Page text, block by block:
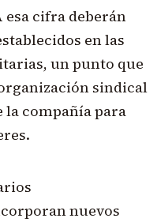
esa cifra deberán
en las
un punto que
sindical
la compañía para
nuevos